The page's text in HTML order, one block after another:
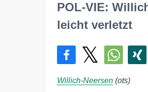
POL-VIE:
leicht verletzt
Willich-Neersen (ots)